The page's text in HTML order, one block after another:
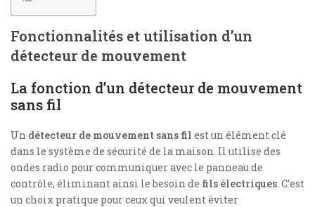
Fonctionnalités et utilisation d’un
détecteur de mouvement
La fonction d’un détecteur de mouvement
sans fil
Un détecteur de mouvement sans fil est un élément clé
dans le système de sécurité de la maison. Il utilise des
ondes radio pour communiquer avec le panneau de
contrôle, éliminant ainsi le besoin de fils électriques. C’est
un choix pratique pour ceux qui veulent éviter